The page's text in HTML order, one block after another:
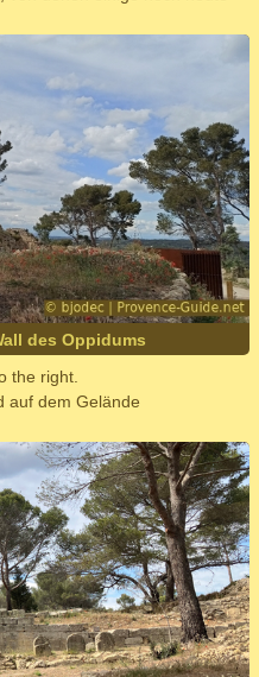
des Oppidums
the right.
auf dem Gelände